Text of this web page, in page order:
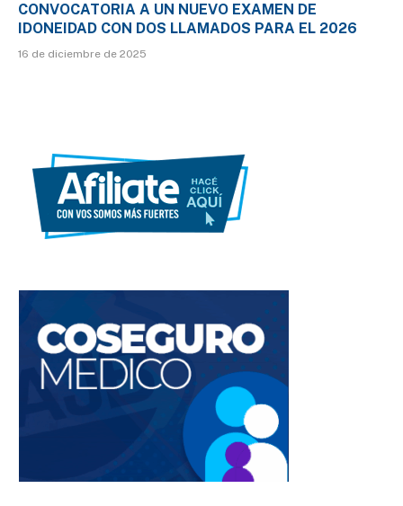
CONVOCATORIA A UN NUEVO EXAMEN DE
IDONEIDAD CON DOS LLAMADOS PARA EL 2026
16 de diciembre de 2025